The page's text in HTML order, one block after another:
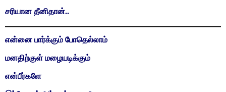
சரியான தீனிதான்..
என்னை பார்க்கும் போதெல்லாம்
மனதிற்குள் மழையடிக்கும்
என்பீர்களே